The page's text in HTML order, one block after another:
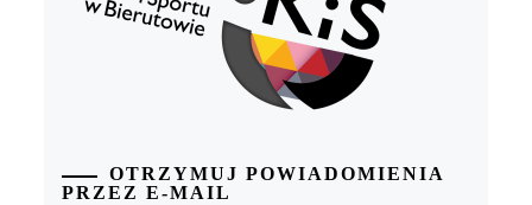
OTRZYMUJ POWIADOMIENIA
PRZEZ E-MAIL